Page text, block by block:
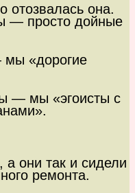
она.
— просто дойные
мы «дорогие
— мы «эгоисты с
а они так и сидели
ремонта.